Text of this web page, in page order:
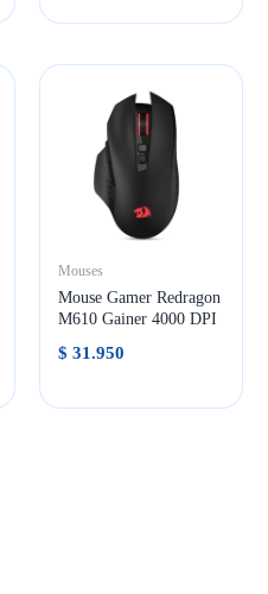
Mouses
Mouse Gamer Redragon
M610 Gainer 4000 DPI
$ 31.950